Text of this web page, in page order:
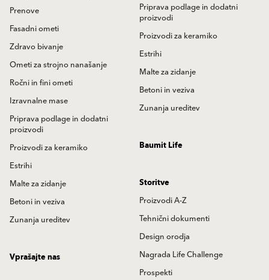
Priprava podlage in dodatni
proizvodi
Proizvodi za keramiko
Estrihi
Malte za zidanje
Betoni in veziva
Zunanja ureditev
Prenove
Fasadni ometi
Zdravo bivanje
Ometi za strojno nanašanje
Ročni in fini ometi
Izravnalne mase
Priprava podlage in dodatni
proizvodi
Proizvodi za keramiko
Estrihi
Malte za zidanje
Betoni in veziva
Zunanja ureditev
Baumit Life
Storitve
Proizvodi A-Z
Tehnični dokumenti
Design orodja
Nagrada Life Challenge
Prospekti
Vprašajte nas